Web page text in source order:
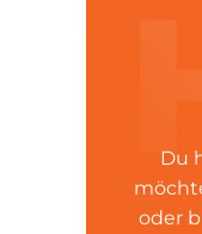
Du
oder